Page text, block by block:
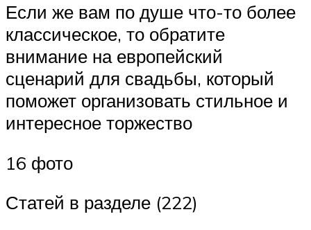
Если же вам по душе что-то более
классическое, то обратите
внимание на европейский
сценарий для свадьбы, который
поможет организовать стильное и
интересное торжество
16 фото
Статей в разделе (222)